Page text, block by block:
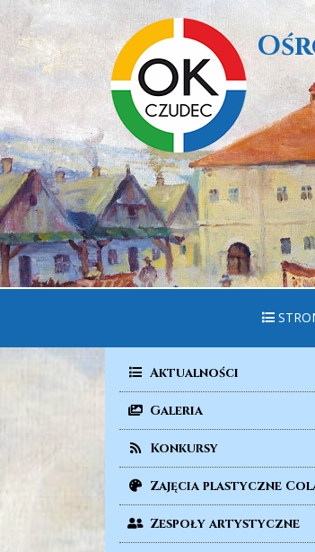
Aktualności
Galeria
Konkursy
Zajęcia plastyczne
Zespoły artystyczne